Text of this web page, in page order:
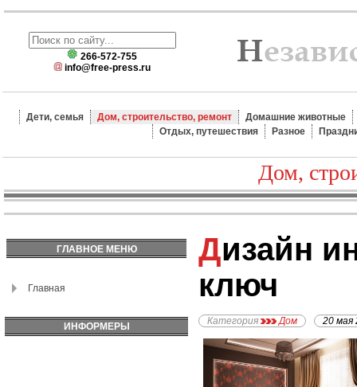
266-572-755
info@free-press.ru
Дети, семья Дом, строительство, ремонт
Домашние животные
Отдых, путешествия
Разное
Дом,
ГЛАВНОЕ МЕНЮ
Главная
ИНФОРМЕРЫ
Дизайн интерьера под
ключ
Категория Дом 20 мая